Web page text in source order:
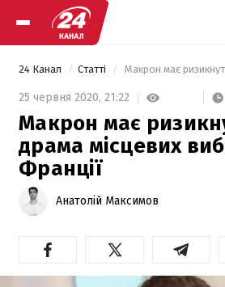
24 Канал Статті
25 червня 2020, 21:22
Макрон має
драма місцевих
Франції
Анатолій Максимов